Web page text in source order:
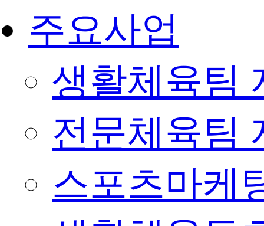
주요사업
생활체육팀
전문체육팀
스포츠마케